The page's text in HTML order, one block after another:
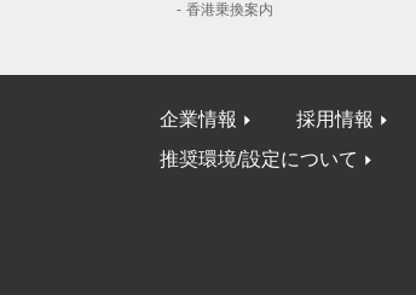
香港乗換案内
企業情報 採用情報
推奨環境/設定について